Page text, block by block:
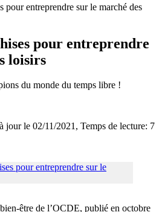
pour entreprendre sur le marché des
pour entreprendre
loisirs
du monde du temps libre !
jour le 02/11/2021, Temps de lecture: 7
être de l’OCDE, publié en octobre